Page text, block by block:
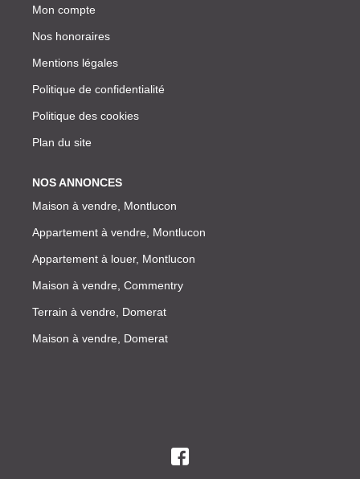
Mon compte
Nos honoraires
Mentions légales
Politique de confidentialité
Politique des cookies
Plan du site
NOS ANNONCES
Maison à vendre, Montlucon
Appartement à vendre, Montlucon
Appartement à louer, Montlucon
Maison à vendre, Commentry
Terrain à vendre, Domerat
Maison à vendre, Domerat